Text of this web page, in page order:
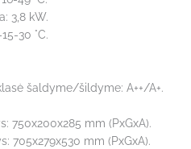
3,8 kW.
30 °C.
šaldyme/šildyme: A++/A+.
750x200x285 mm (PxGxA).
705x279x530 mm (PxGxA).